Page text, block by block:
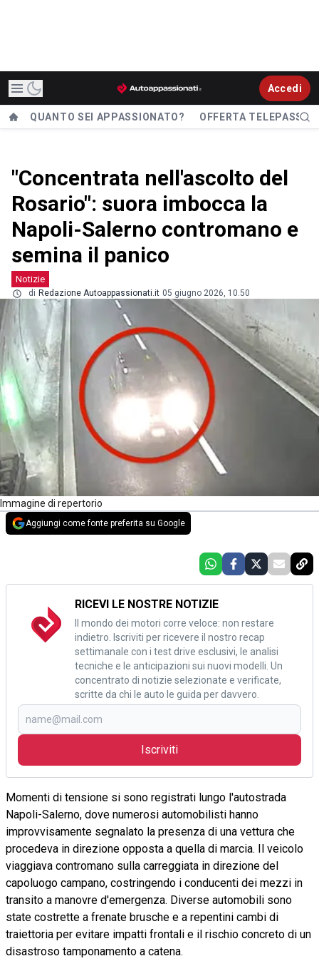
Accedi
QUANTO SEI APPASSIONATO? OFFERTA TELEPASS
"Concentrata nell'ascolto del
Rosario": suora imbocca la
Napoli-Salerno contromano e
semina il panico
Notizie
di Redazione Autoappassionati.it 05 giugno 2026, 10.50
Immagine di repertorio
Aggiungi come fonte preferita su Google
RICEVI LE NOSTRE NOTIZIE
Il mondo dei motori corre veloce: non restare
indietro. Iscriviti per ricevere il nostro recap
settimanale con i test drive esclusivi, le analisi
tecniche e le anticipazioni sui nuovi modelli. Un
concentrato di notizie selezionate e verificate,
scritte da chi le auto le guida per davvero.
Iscriviti
Momenti di tensione si sono registrati lungo l'autostrada
Napoli-Salerno, dove numerosi automobilisti hanno
improvvisamente segnalato la presenza di una vettura che
procedeva in direzione opposta a quella di marcia. Il veicolo
viaggiava contromano sulla carreggiata in direzione del
capoluogo campano, costringendo i conducenti dei mezzi in
transito a manovre d'emergenza. Diverse automobili sono
state costrette a frenate brusche e a repentini cambi di
traiettoria per evitare impatti frontali e il rischio concreto di un
disastroso tamponamento a catena.